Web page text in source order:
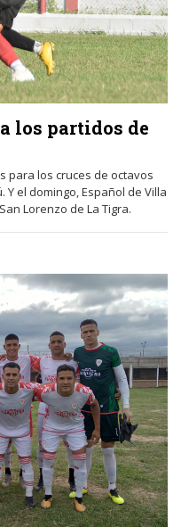
los partidos de
para los cruces de octavos
Y el domingo, Español de Villa
Lorenzo de La Tigra.